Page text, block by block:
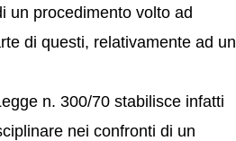
un procedimento volto ad
di questi, relativamente ad un
n. 300/70 stabilisce infatti
nei confronti di un